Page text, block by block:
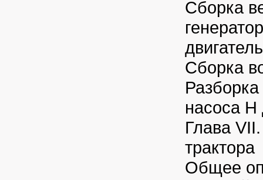
Сборка
двигатель
Сборка
насоса Н
Глава
трактора
Общее